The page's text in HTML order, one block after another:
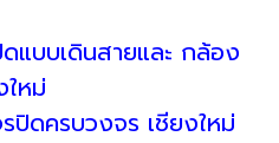
บบเดินสายและ กล้อง
หม่
ดครบวงจร เชียงใหม่